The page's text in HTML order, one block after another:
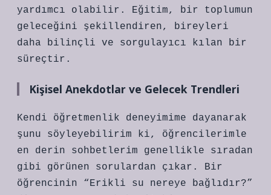
yardımcı olabilir. Eğitim, bir toplumun
geleceğini şekillendiren, bireyleri
daha bilinçli ve sorgulayıcı kılan bir
süreçtir.
Kişisel Anekdotlar ve Gelecek Trendleri
Kendi öğretmenlik deneyimime dayanarak
şunu söyleyebilirim ki, öğrencilerimle
en derin sohbetlerim genellikle sıradan
gibi görünen sorulardan çıkar. Bir
öğrencinin “Erikli su nereye bağlıdır?”